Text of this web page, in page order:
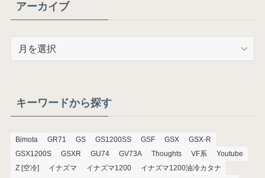
アーカイブ
ブキーワードから探す
Bimota GR71 GS GS1200SS GSF GSX
GSX-R
GSX1200S
GSXR GU74 GV73A Thoughts VF系
Youtube
Z [空冷]
イナズマ イナズマ1200 イナズマ1200油冷カタナ